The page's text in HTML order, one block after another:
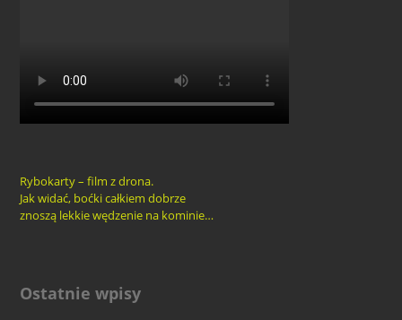
Rybokarty – film z drona.
Jak widać, boćki całkiem dobrze
znoszą lekkie wędzenie na kominie…
Ostatnie wpisy